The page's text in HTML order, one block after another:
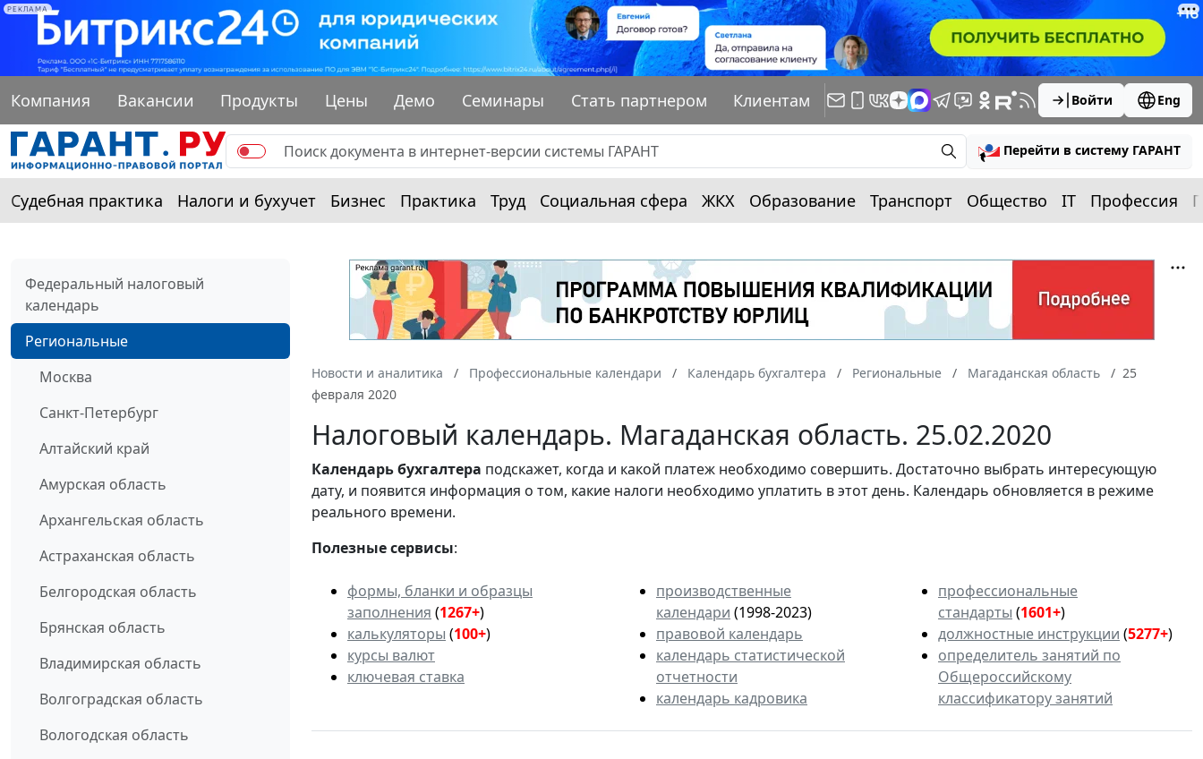
РЕКЛАМА
Компания Вакансии Продукты Цены Демо Семинары Стать партнером Клиентам Войти Eng
Перейти в систему ГАРАНТ
Судебная практика Налоги и бухучет Бизнес Практика Труд Социальная сфера ЖКХ Образование Транспорт Общество IT Профессия
Федеральный налоговый
календарь
Региональные
Москва
Санкт-Петербург
Алтайский край
Амурская область
Архангельская область
Астраханская область
Белгородская область
Брянская область
Владимирская область
Волгоградская область
Вологодская область
Новости и аналитика Профессиональные календари Календарь бухгалтера Региональные Магаданская область
25
февраля 2020
Налоговый календарь. Магаданская область. 25.02.2020
Календарьбухгалтера подскажет, когда и какой платеж необходимо совершить. Достаточно выбрать интересующую
дату, и появится информация о том, какие налоги необходимо уплатить в этот день. Календарь обновляется в режиме
реального времени.
Полезные сервисы:
формы, бланки и образцы
заполнения (1267+)
калькуляторы (100+)
курсы валют
ключевая ставка
производственные
календари (1998-2023)
правовой календарь
календарь статистической
отчетности
календарь кадровика
профессиональные
стандарты (1601+)
должностные инструкции (5277+)
определитель занятий по
Общероссийскому
классификатору занятий